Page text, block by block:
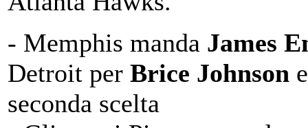
- Memphis manda James
Detroit per Brice Johnson
seconda scelta